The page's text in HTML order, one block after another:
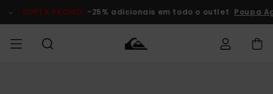
do
DUPLA PROMO -25% adicionais em todo o outlet Poupa